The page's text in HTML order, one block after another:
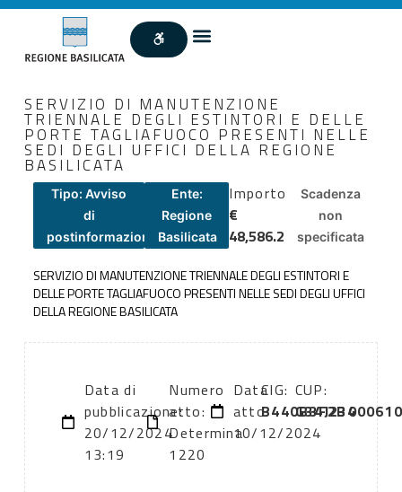
SERVIZIO DI MANUTENZIONE
TRIENNALE DEGLI ESTINTORI E DELLE
PORTE TAGLIAFUOCO PRESENTI NELLE
SEDI DEGLI UFFICI DELLA REGIONE
BASILICATA
Tipo: Avviso
di
postinformazione
Ente:
Regione
Basilicata
Importo
€
48,586.2
Scadenza
non
specificata
SERVIZIO DI MANUTENZIONE TRIENNALE DEGLI ESTINTORI E
DELLE PORTE TAGLIAFUOCO PRESENTI NELLE SEDI DEGLI UFFICI
DELLA REGIONE BASILICATA
Data di
pubblicazione:
20/12/2024
13:19
Numero
atto:
Determina
1220
Data
atto:
10/12/2024
CIG:
B440B3F2B4
CUP: